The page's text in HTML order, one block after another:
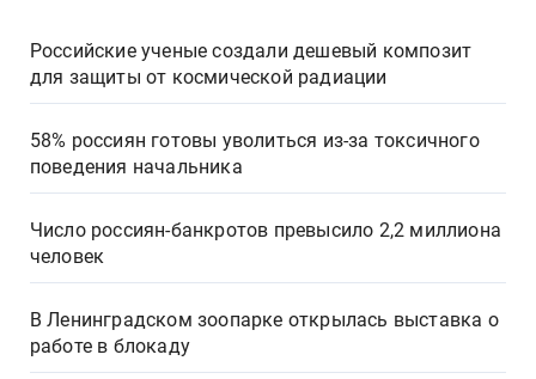
Российские ученые создали дешевый композит
для защиты от космической радиации
58% россиян готовы уволиться из-за токсичного
поведения начальника
Число россиян-банкротов превысило 2,2 миллиона
человек
В Ленинградском зоопарке открылась выставка о
работе в блокаду